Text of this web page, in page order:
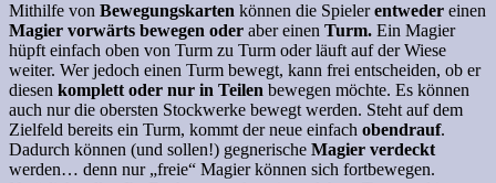
Mithilfe von Bewegungskarten können die Spielerentweder einen
Magier vorwärts bewegen oder aber einen Turm. Ein Magier
hüpft einfach oben von Turm zu Turm oder läuft auf der Wiese
weiter. Wer jedoch einen Turm bewegt, kann frei entscheiden, ob er
diesen komplett oder nur in Teilen bewegen möchte. Es können
auch nur die obersten Stockwerke bewegt werden. Steht auf dem
Zielfeld bereits ein Turm, kommt der neue einfach obendrauf.
Dadurch können (und sollen!) gegnerische Magier verdeckt
werden… denn nur „freie“ Magier können sich fortbewegen.